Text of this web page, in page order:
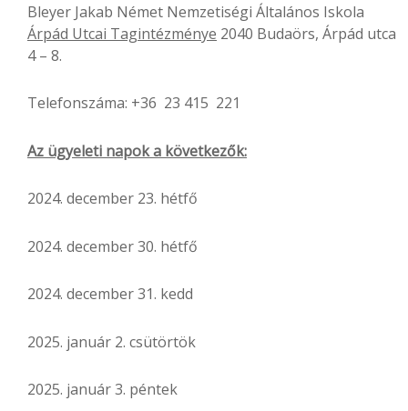
Bleyer Jakab Német Nemzetiségi Általános Iskola
Árpád Utcai Tagintézménye 2040 Budaörs, Árpád utca
4 – 8.
Telefonszáma: +36 23 415 221
Az ügyeleti napok a következők:
2024. december 23. hétfő
2024. december 30. hétfő
2024. december 31. kedd
2025. január 2. csütörtök
2025. január 3. péntek